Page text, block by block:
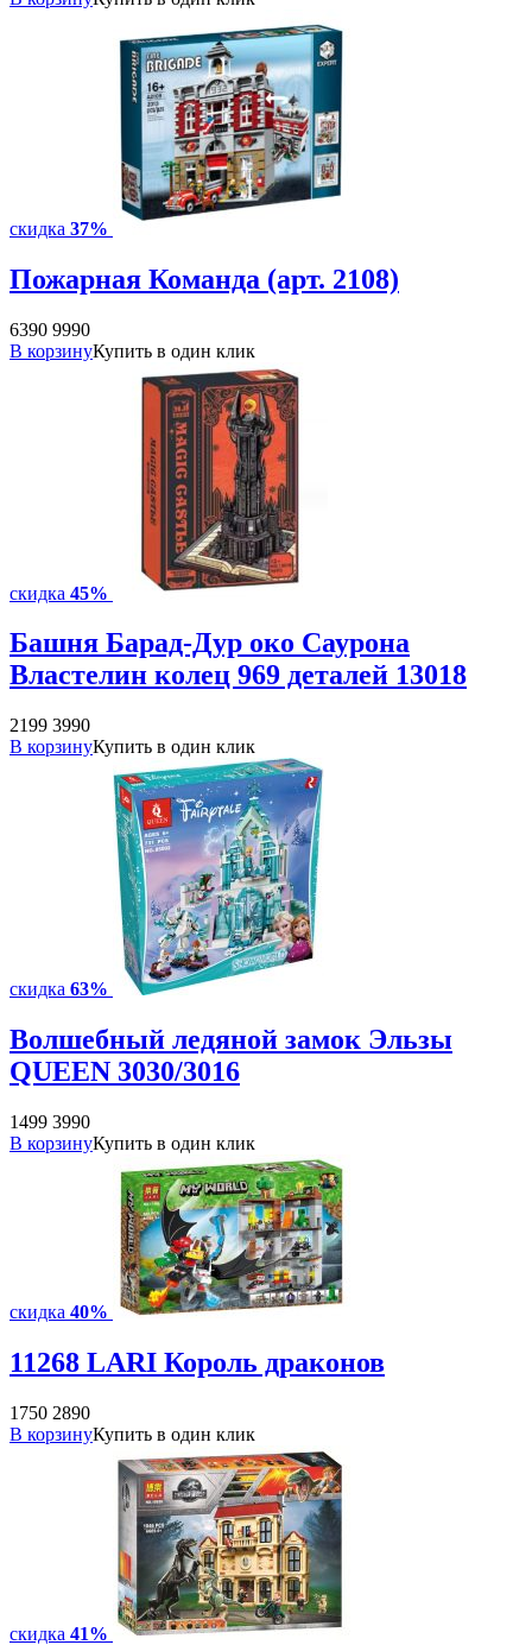
скидка 37%
Пожарная Команда (арт. 2108)
6390 9990
В корзинуКупить в один клик
скидка 45%
Башня Барад-Дур око Саурона
Властелин колец 969 деталей 13018
2199 3990
В корзинуКупить в один клик
скидка 63%
Волшебный ледяной замок Эльзы
QUEEN 3030/3016
1499 3990
В корзинуКупить в один клик
скидка 40%
11268 LARI Король драконов
1750 2890
В корзинуКупить в один клик
скидка 41%